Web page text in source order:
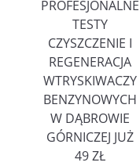
PROFESJONALNE
TESTY
CZYSZCZENIE I
REGENERACJA
WTRYSKIWACZY
BENZYNOWYCH
W DĄBROWIE
GÓRNICZEJ JUŻ
49 ZŁ